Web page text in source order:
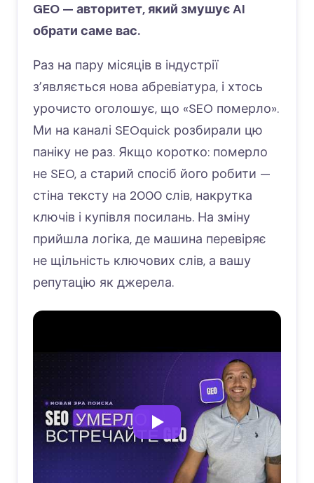
GEO — авторитет, який змушує AI
обрати саме вас.
Раз на пару місяців в індустрії
зʼявляється нова абревіатура, і хтось
урочисто оголошує, що «SEO померло».
Ми на каналі SEOquick розбирали цю
паніку не раз. Якщо коротко: померло
не SEO, а старий спосіб його робити —
стіна тексту на 2000 слів, накрутка
ключів і купівля посилань. На зміну
прийшла логіка, де машина перевіряє
не щільність ключових слів, а вашу
репутацію як джерела.